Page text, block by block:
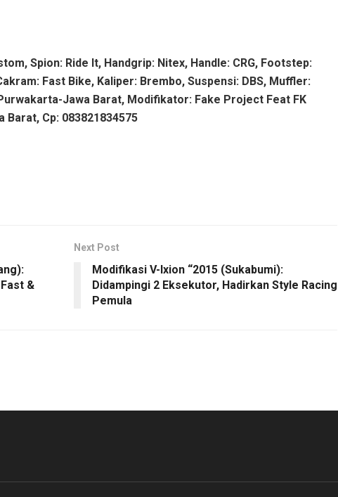
Spion: Ride It, Handgrip: Nitex, Handle: CRG, Footstep:
Fast Bike, Kaliper: Brembo, Suspensi: DBS, Muffler:
Jawa Barat, Modifikator: Fake Project Feat FK
Barat, Cp: 083821834575
&
Next Post
Modifikasi V-Ixion “2015 (Sukabumi):
Didampingi 2 Eksekutor, Hadirkan Style Racing
Pemula